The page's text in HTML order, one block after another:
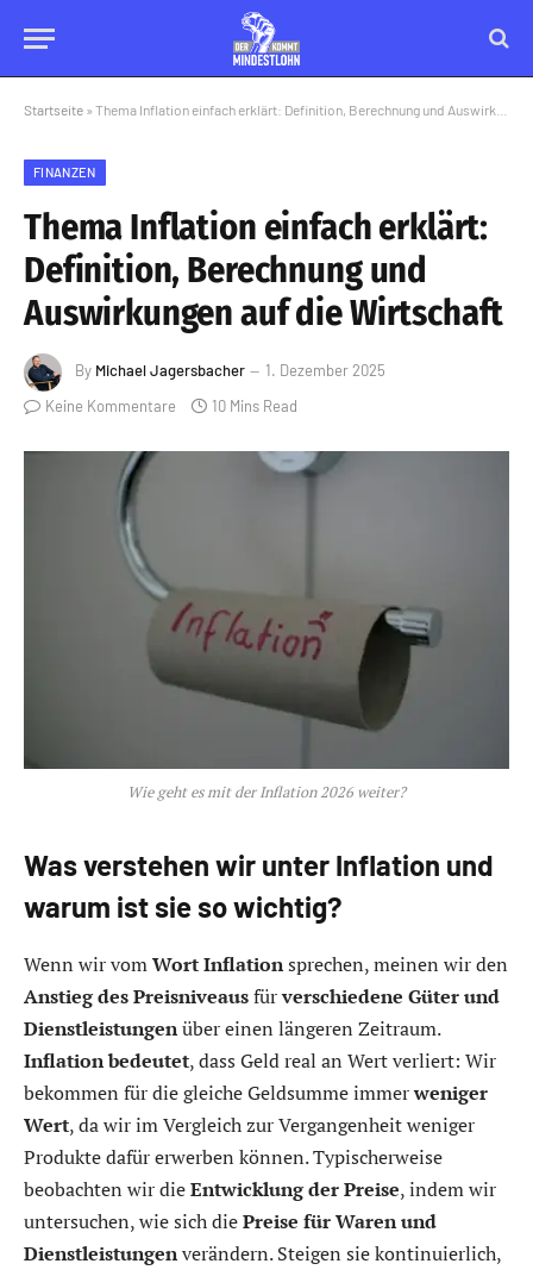
Startseite » Thema Inflation einfach erklärt: Definition, Berechnung und Auswirkungen auf die Wirtschaft
FINANZEN
Thema Inflation einfach erklärt:
Definition, Berechnung und
Auswirkungen auf die Wirtschaft
By Michael Jagersbacher
1. Dezember 2025
Keine Kommentare
10 Mins Read
Wie geht es mit der Inflation 2026 weiter?
Was verstehen wir unter Inflation und
warum ist sie so wichtig?
Wenn wir vomWort Inflationsprechen, meinen wir den
Anstieg des Preisniveausfürverschiedene Güter und
Dienstleistungenüber einen längeren Zeitraum.
Inflation bedeutet, dass Geld real an Wert verliert: Wir
bekommen für die gleiche Geldsumme immerweniger
Wert, da wir im Vergleich zur Vergangenheit weniger
Produkte dafür erwerben können. Typischerweise
beobachten wir dieEntwicklung der Preise, indem wir
untersuchen, wie sich diePreise für Waren und
Dienstleistungenverändern. Steigen sie kontinuierlich,